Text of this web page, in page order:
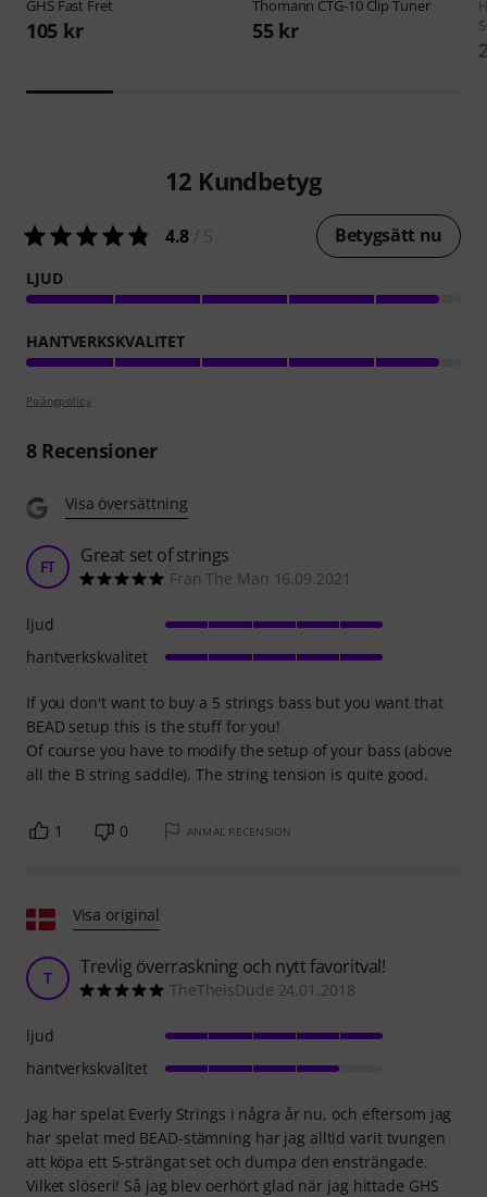
GHS Fast Fret
105 kr
Thomann CTG-10 Clip Tuner
55 kr
12 Kundbetyg
4.8 Betygsätt nu
LJUD
HANTVERKSKVALITET
Poängpolicy
8Recensioner
Visa översättning
FT Great set of strings
Fran The Man 16.09.2021
If you don't want to buy a 5 strings bass but you want that
BEAD setup this is the stuff for you!
Of course you have to modify the setup of your bass (above
all the B string saddle). The string tension is quite good.
ljud
hantverkskvalitet
1 0 ANMÄL RECENSION
Visa original
T Trevlig överraskning och nytt favoritval!
TheTheisDude 24.01.2018
Jag har spelat Everly Strings i några år nu, och eftersom jag
har spelat med BEAD-stämning har jag alltid varit tvungen
att köpa ett 5-strängat set och dumpa den ensträngade.
Vilket slöseri! Så jag blev oerhört glad när jag hittade GHS
ljud
hantverkskvalitet